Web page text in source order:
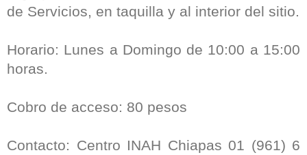
de Servicios, en taquilla y al interior del sitio.
Horario: Lunes a Domingo de 10:00 a 15:00
horas.
Cobro de acceso: 80 pesos
Contacto: Centro INAH Chiapas 01 (961) 6